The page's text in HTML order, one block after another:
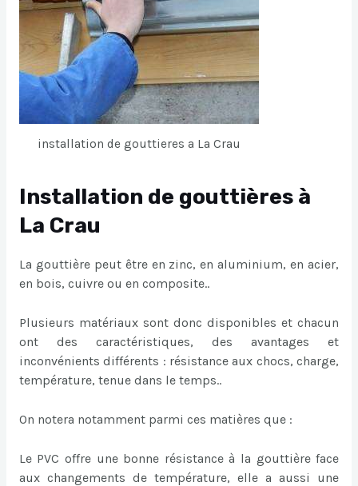
installation de gouttieres a La Crau
Installation de gouttières à
La Crau
La gouttière peut être en zinc, en aluminium, en acier,
en bois, cuivre ou en composite..
Plusieurs matériaux sont donc disponibles et chacun
ont des caractéristiques, des avantages et
inconvénients différents : résistance aux chocs, charge,
température, tenue dans le temps..
On notera notamment parmi ces matières que :
Le PVC offre une bonne résistance à la gouttière face
aux changements de température, elle a aussi une